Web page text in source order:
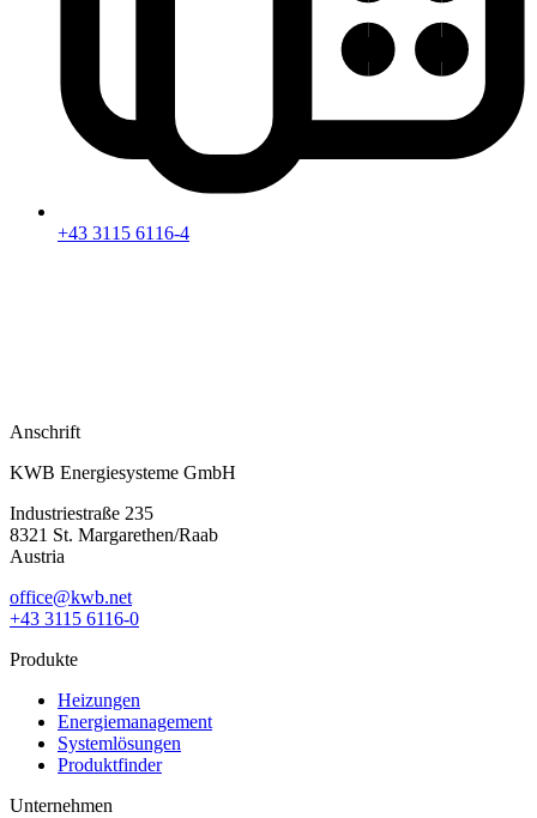
+43 3115 6116-4
Anschrift
KWB Energiesysteme GmbH
Industriestraße 235
8321 St. Margarethen/Raab
Austria
office@kwb.net
+43 3115 6116-0
Produkte
Heizungen
Energiemanagement
Systemlösungen
Produktfinder
Unternehmen